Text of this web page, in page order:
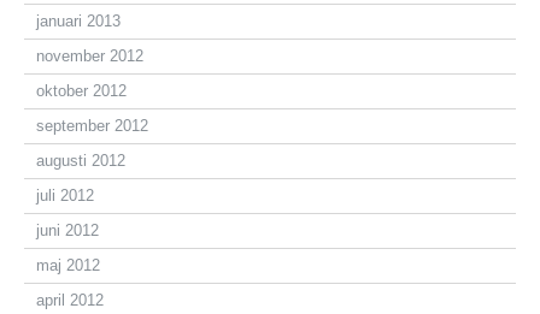
januari 2013
november 2012
oktober 2012
september 2012
augusti 2012
juli 2012
juni 2012
maj 2012
april 2012